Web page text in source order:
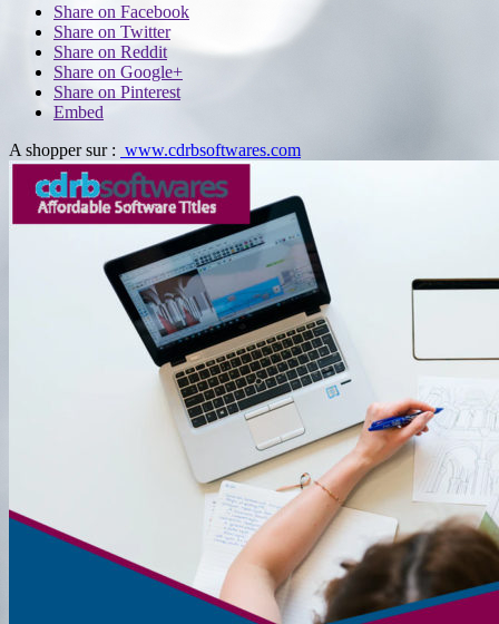
Share on Facebook
Share on Twitter
Share on Reddit
Share on Google+
Share on Pinterest
Embed
A shopper sur : www.cdrbsoftwares.com